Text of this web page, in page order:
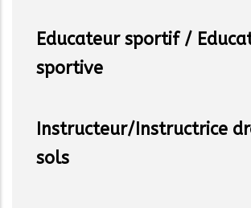
Educateur sportif /
sportive
Instructeur/Instructrice
sols